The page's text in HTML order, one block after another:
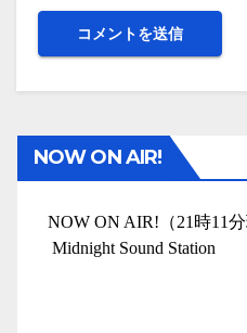
NOW ON AIR!